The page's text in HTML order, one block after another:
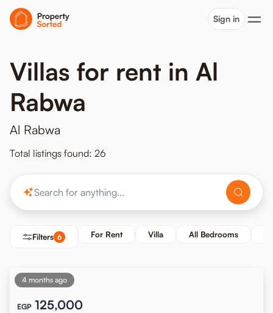
Sign in
Villas for rent in Al
Rabwa
Al Rabwa
Total listings found: 26
Filters 6 For Rent Villa All Bedrooms
4 months ago
EGP 125,000